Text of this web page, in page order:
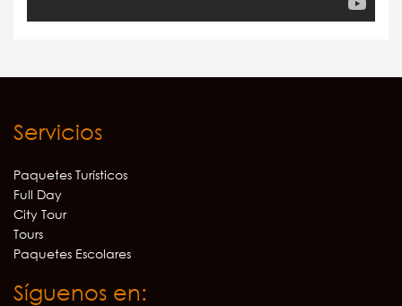
Servicios
Paquetes Turísticos
Full Day
City Tour
Tours
Paquetes Escolares
Síguenos en: